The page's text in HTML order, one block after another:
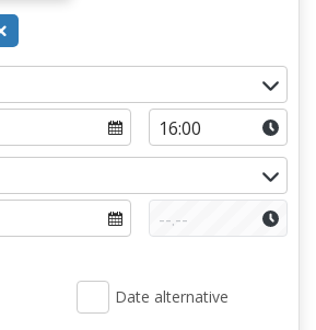
Date alternative